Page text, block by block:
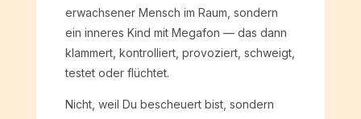
erwachsener Mensch im Raum, sondern
ein inneres Kind mit Megafon — das dann
klammert, kontrolliert, provoziert, schweigt,
testet oder flüchtet.
Nicht, weil Du bescheuert bist, sondern